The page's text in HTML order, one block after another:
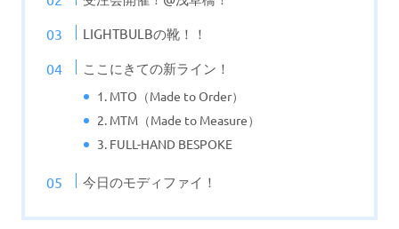
LIGHTBULBの靴！！
ここにきての新ライン！
1. MTO（Made to Order）
2. MTM（Made to Measure）
3. FULL-HAND BESPOKE
今日のモディファイ！